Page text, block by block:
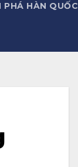
PHÁ HÀN QUỐC